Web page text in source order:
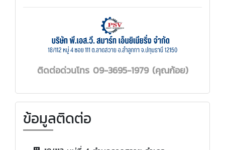
ติดต่อด่วนโทร 09-3695-1979 (คุณก้อย)
ข้อมูลติดต่อ